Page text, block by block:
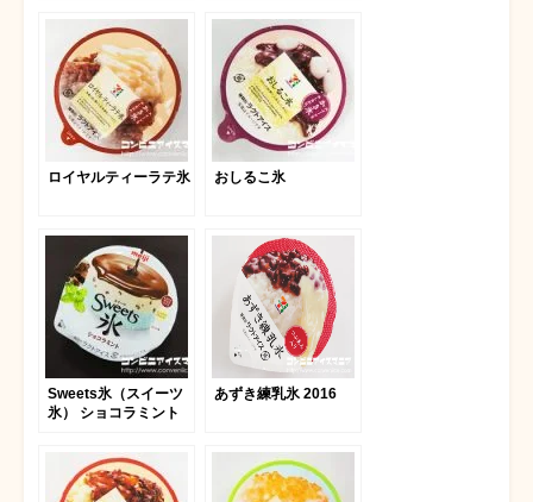
ロイヤルティーラテ氷 おしるこ氷
Sweets氷（スイーツ
氷） ショコラミント
あずき練乳氷 2016